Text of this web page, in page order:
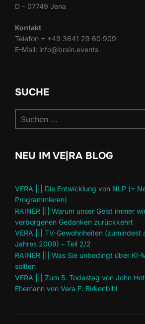
D – 07749 Jena
Kontakt
Telefon = +49 3641 29 60 909
E-Mail: info@brain.events
SUCHE
nach:
NEU IM VE|RA BLOG
VERA ||| Die Entwicklung von NLP (=
Programmieren)
RAINER ||| Warum unser Geist immer
verborgenen Gedanken zurückkehrt
VERA ||| TV-Gewohnheiten (zumindest
Jahres 2009) – Teil 2/2
RAINER ||| Was Sie unbedingt über KI-
sollten
VERA ||| Zum 5. Todestag von John
Ehemann von Vera F. Birkenbihl